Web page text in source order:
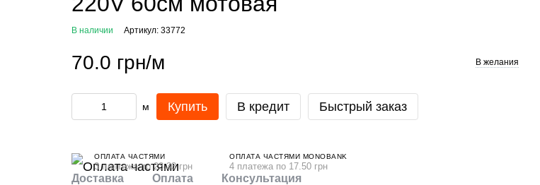
В наличии Артикул: 33772
70.0 грн/м В желания
м Купить В кредит Быстрый заказ
ОПЛАТА ЧАСТЯМИ
3 платежа по 23.33 грн
ОПЛАТА ЧАСТЯМИ MONOBANK
4 платежа по 17.50 грн
Доставка Оплата Консультация